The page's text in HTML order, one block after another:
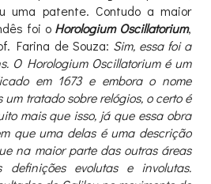
uma patente. Contudo a maior
foi o Horologium Oscillatorium,
Farina de Souza: Sim, essa foi a
O Horologium Oscillatorium é um
em 1673 e embora o nome
tratado sobre relógios, o certo é
mais que isso, já que essa obra
que uma delas é uma descrição
na maior parte das outras áreas
evolutas e involutas.